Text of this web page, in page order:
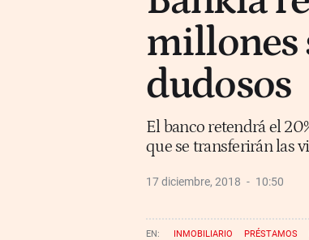
millones
dudosos
El banco retendrá el
que se transferirán las
17 diciembre, 2018 10:50
INMOBILIARIO PRÉSTAMOS